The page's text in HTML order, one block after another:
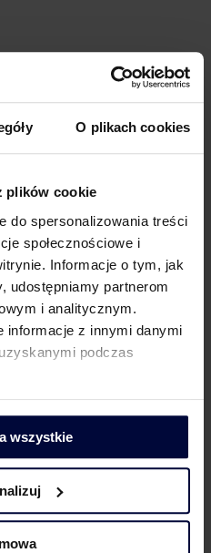
O plikach cookies
plików cookie
do spersonalizowania treści
społecznościowe i
Informacje o tym, jak
udostępniamy partnerom
i analitycznym.
informacje z innymi danymi
podczas
wszystkie
Lenarcik
marketing i komunikacja
Dziekańska
Komunikacji